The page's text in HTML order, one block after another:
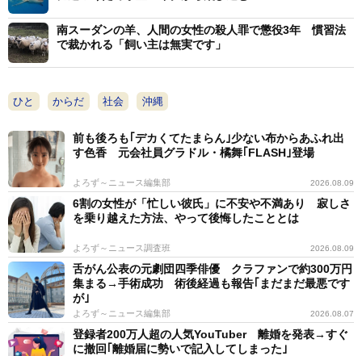
南スーダンの羊、人間の女性の殺人罪で懲役3年 慣習法
で裁かれる「飼い主は無実です」
ひと からだ 社会 沖縄
前も後ろも｢デカくてたまらん｣少ない布からあふれ出
す色香 元会社員グラドル・橘舞｢FLASH｣登場
よろず～ニュース編集部 2026.08.09
6割の女性が「忙しい彼氏」に不安や不満あり 寂しさ
を乗り越えた方法、やって後悔したこととは
よろず～ニュース調査班 2026.08.09
舌がん公表の元劇団四季俳優 クラファンで約300万円
集まる→手術成功 術後経過も報告｢まだまだ最悪です
が｣
よろず～ニュース編集部 2026.08.07
登録者200万人超の人気YouTuber 離婚を発表→すぐ
に撤回｢離婚届に勢いで記入してしまった｣